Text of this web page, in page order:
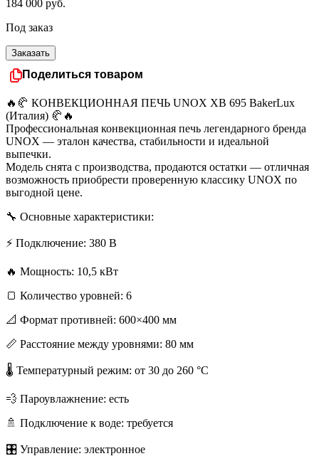
184 000 руб.
Под заказ
Заказать
Поделиться товаром
🔥🥐 КОНВЕКЦИОННАЯ ПЕЧЬ UNOX XB 695 BakerLux
(Италия) 🥐🔥
Профессиональная конвекционная печь легендарного бренда
UNOX — эталон качества, стабильности и идеальной
выпечки.
Модель снята с производства, продаются остатки — отличная
возможность приобрести проверенную классику UNOX по
выгодной цене.
🔧 Основные характеристики:
⚡ Подключение: 380 В
🔥 Мощность: 10,5 кВт
🍞 Количество уровней: 6
📐 Формат противней: 600×400 мм
📏 Расстояние между уровнями: 80 мм
🌡 Температурный режим: от 30 до 260 °C
💨 Пароувлажнение: есть
🚿 Подключение к воде: требуется
🎛 Управление: электронное